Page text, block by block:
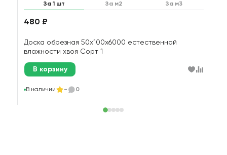
За 1 шт За м2 За м3
480 ₽
Доска обрезная 50х100х6000 естественной
влажности хвоя Сорт 1
В корзину
В наличии - 0